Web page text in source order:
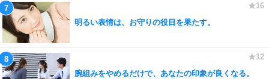
明るい表情は、お守りの役目を果たす。
腕組みをやめるだけで、あなたの印象が良くなる。